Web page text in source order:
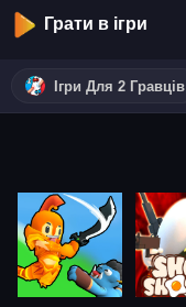
Грати в ігри
Ігри Для 2 Гравців